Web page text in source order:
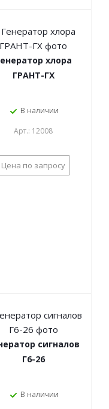
хлора
ГРАНТ-ГХ
В наличии
Арт.: 12008
Цена по запросу
сигналов
Г6-26
В наличии